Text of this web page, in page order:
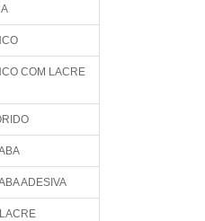
COM LACRE
ADESIVA